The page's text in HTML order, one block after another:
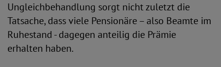
Ungleichbehandlung sorgt nicht zuletzt die
Tatsache, dass viele Pensionäre – also Beamte im
Ruhestand - dagegen anteilig die Prämie
erhalten haben.